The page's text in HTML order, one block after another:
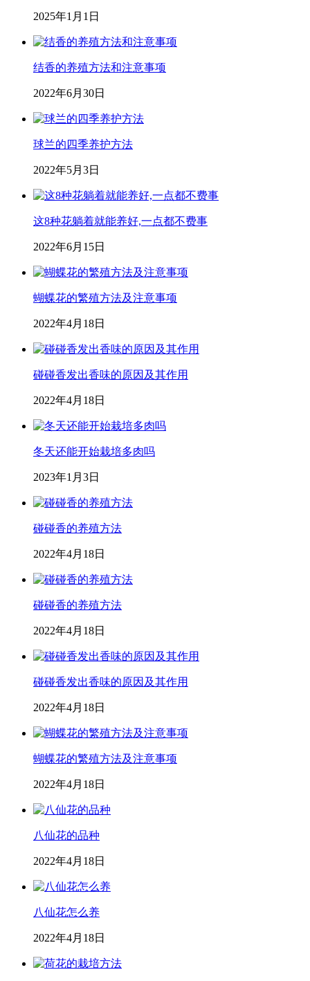
2025年1月1日
结香的养殖方法和注意事项
2022年6月30日
球兰的四季养护方法
2022年5月3日
这8种花躺着就能养好,一点都不费事
2022年6月15日
蝴蝶花的繁殖方法及注意事项
2022年4月18日
碰碰香发出香味的原因及其作用
2022年4月18日
冬天还能开始栽培多肉吗
2023年1月3日
碰碰香的养殖方法
2022年4月18日
碰碰香的养殖方法
2022年4月18日
碰碰香发出香味的原因及其作用
2022年4月18日
蝴蝶花的繁殖方法及注意事项
2022年4月18日
八仙花的品种
2022年4月18日
八仙花怎么养
2022年4月18日